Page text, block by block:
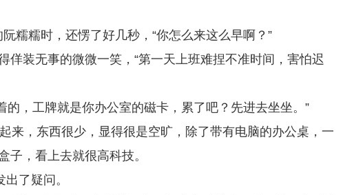
糯糯时，还愣了好几秒，“你怎么来这么早啊？”
佯装无事的微微一笑，“第一天上班难捏不准时间，害怕迟
的，工牌就是你办公室的磁卡，累了吧？先进去坐坐。”
来，东西很少，显得很是空旷，除了带有电脑的办公桌，一
子，看上去就很高科技。
了疑问。